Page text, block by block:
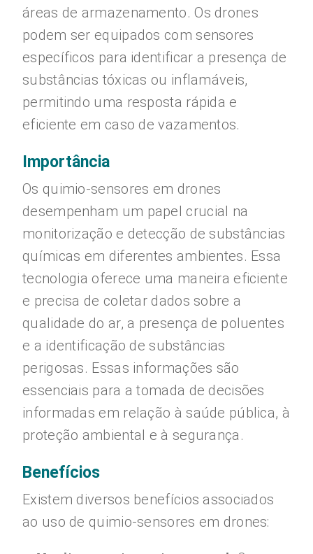
áreas de armazenamento. Os drones
podem ser equipados com sensores
específicos para identificar a presença de
substâncias tóxicas ou inflamáveis,
permitindo uma resposta rápida e
eficiente em caso de vazamentos.
Importância
Os quimio-sensores em drones
desempenham um papel crucial na
monitorização e detecção de substâncias
químicas em diferentes ambientes. Essa
tecnologia oferece uma maneira eficiente
e precisa de coletar dados sobre a
qualidade do ar, a presença de poluentes
e a identificação de substâncias
perigosas. Essas informações são
essenciais para a tomada de decisões
informadas em relação à saúde pública, à
proteção ambiental e à segurança.
Benefícios
Existem diversos benefícios associados
ao uso de quimio-sensores em drones: